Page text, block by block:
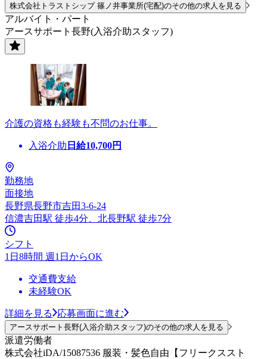
株式会社トラストシップ 篠ノ井事業所(宅配)のその他の求人を見る
アルバイト・パート
アースサポート長野(入浴介助スタッフ)
介護の資格も経験も不問のお仕事。
入浴介助 日給10,700円
勤務地
面接地
長野県長野市吉田3-6-24
信濃吉田駅 徒歩4分、北長野駅 徒歩7分
シフト
1日8時間 週1日からOK
交通費支給
未経験OK
詳細を見る 応募画面に進む
アースサポート長野(入浴介助スタッフ)のその他の求人を見る
派遣労働者
株式会社iDA/15087536 服装・髪色自由【フリークススト